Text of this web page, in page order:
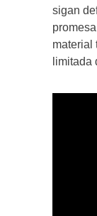
sigan
material
limitada